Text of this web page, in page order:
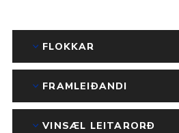
FLOKKAR
FRAMLEIÐANDI
VINSÆL LEITARORÐ